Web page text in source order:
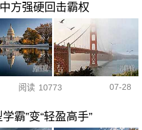
方强硬回击霸权
阅读 10773 07-28
霸”变“轻盈高手”